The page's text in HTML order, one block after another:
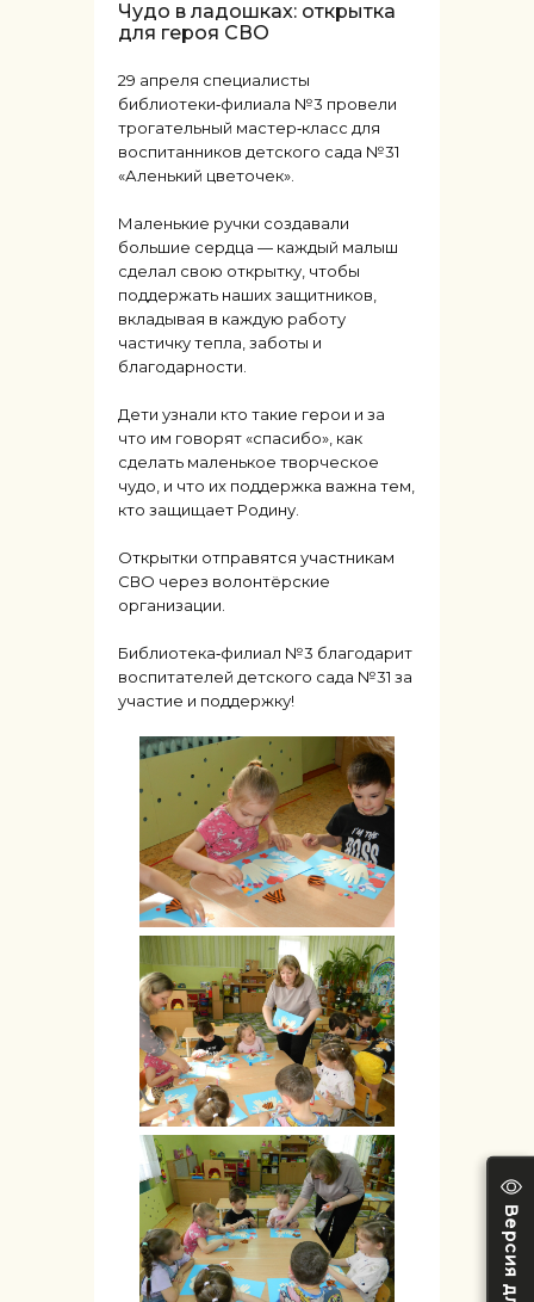
Чудо в ладошках: открытка
для героя СВО
29 апреля специалисты
библиотеки‑филиала №3 провели
трогательный мастер‑класс для
воспитанников детского сада №31
«Аленький цветочек».
Маленькие ручки создавали
большие сердца — каждый малыш
сделал свою открытку, чтобы
поддержать наших защитников,
вкладывая в каждую работу
частичку тепла, заботы и
благодарности.
Дети узнали кто такие герои и за
что им говорят «спасибо», как
сделать маленькое творческое
чудо, и что их поддержка важна тем,
кто защищает Родину.
Открытки отправятся участникам
СВО через волонтёрские
организации.
Библиотека‑филиал №3 благодарит
воспитателей детского сада №31 за
участие и поддержку!